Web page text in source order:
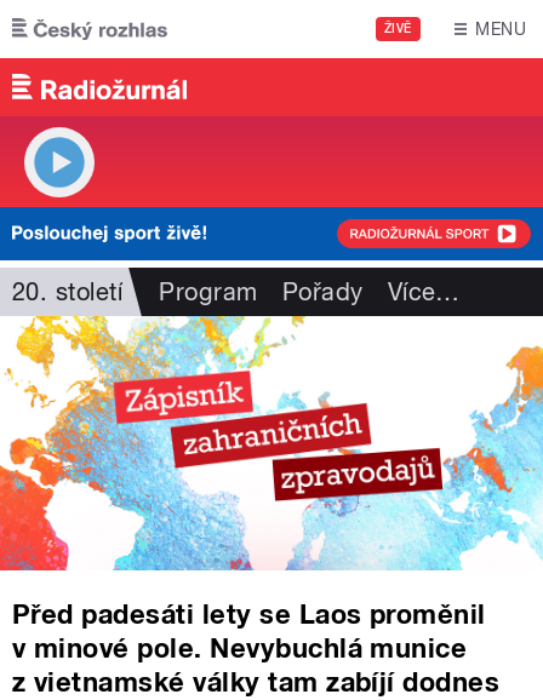
Přejít k hlavnímu obsahu
ŽIVĚ MENU
20. století Program Pořady Více…
Před padesáti lety se Laos proměnil
v minové pole. Nevybuchlá munice
z vietnamské války tam zabíjí dodnes